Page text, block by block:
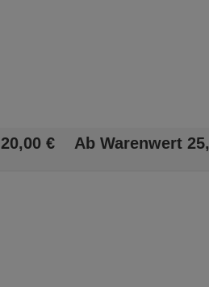
20,00 € Ab Warenwert 25,